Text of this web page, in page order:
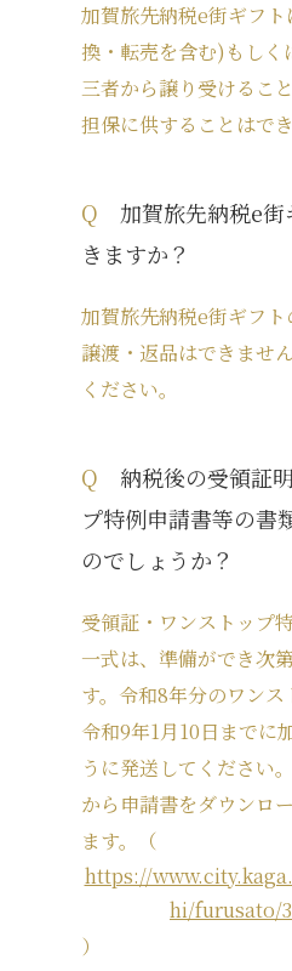
加賀旅先納税e街ギフ
換・転売を含む)もしく
三者から譲り受けるこ
担保に供することはでき
Q
加賀旅先納税e
きますか？
加賀旅先納税e街ギフト
譲渡・返品はできませ
ください。
Q 納税後の受領証
プ特例申請書等の書
のでしょうか？
受領証・ワンストップ
一式は、準備ができ次
す。令和8年分のワン
令和9年1月10日までに
うに発送してください
から申請書をダウンロ
ます。（
https://
hi/furusato/
）